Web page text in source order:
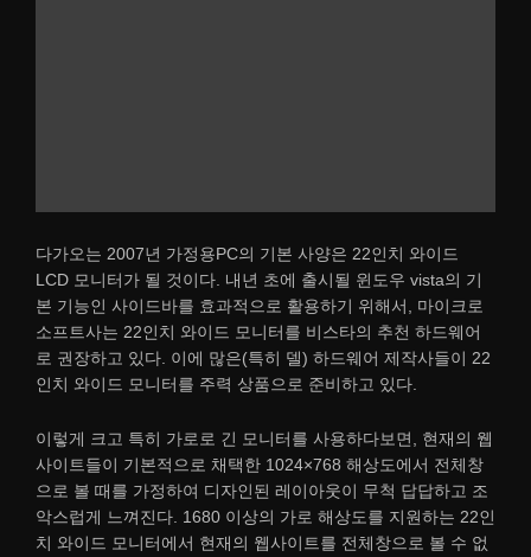
다가오는 2007년 가정용PC의 기본 사양은 22인치 와이드
LCD 모니터가 될 것이다. 내년 초에 출시될 윈도우 vista의 기
본 기능인 사이드바를 효과적으로 활용하기 위해서, 마이크로
소프트사는 22인치 와이드 모니터를 비스타의 추천 하드웨어
로 권장하고 있다. 이에 많은(특히 델) 하드웨어 제작사들이 22
인치 와이드 모니터를 주력 상품으로 준비하고 있다.
이렇게 크고 특히 가로로 긴 모니터를 사용하다보면, 현재의 웹
사이트들이 기본적으로 채택한 1024×768 해상도에서 전체창
으로 볼 때를 가정하여 디자인된 레이아웃이 무척 답답하고 조
악스럽게 느껴진다. 1680 이상의 가로 해상도를 지원하는 22인
치 와이드 모니터에서 현재의 웹사이트를 전체창으로 볼 수 없